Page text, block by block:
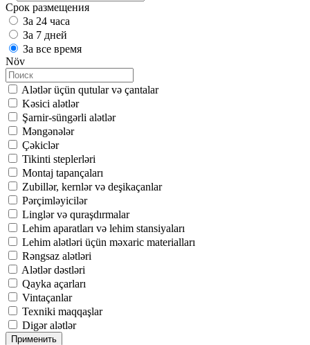
Срок размещения
За 24 часа
За 7 дней
За все время
Növ
Alətlər üçün qutular və çantalar
Kəsici alətlər
Şarnir-süngərli alətlər
Məngənələr
Çəkiclər
Tikinti steplerləri
Montaj tapançaları
Zubillər, kernlər və deşikaçanlar
Pərçimləyicilər
Linglər və quraşdırmalar
Lehim aparatları və lehim stansiyaları
Lehim alətləri üçün məxaric materialları
Rəngsaz alətləri
Alətlər dəstləri
Qayka açarları
Vintaçanlar
Texniki maqqaşlar
Digər alətlər
Применить